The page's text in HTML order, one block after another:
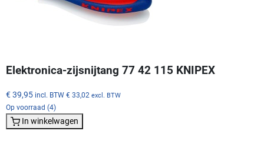
Elektronica-zijsnijtang 77 42 115 KNIPEX
€ 39,95 incl. BTW € 33,02 excl. BTW
Op voorraad (4)
In winkelwagen